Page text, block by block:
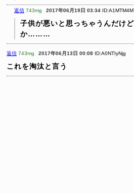
返信 743mg 2017年06月19日 03:34
子供が悪いと思っちゃうんだけ
か………
返信 743mg 2017年06月13日 00:08 ID:A0NTIyNjg
これを淘汰と言う